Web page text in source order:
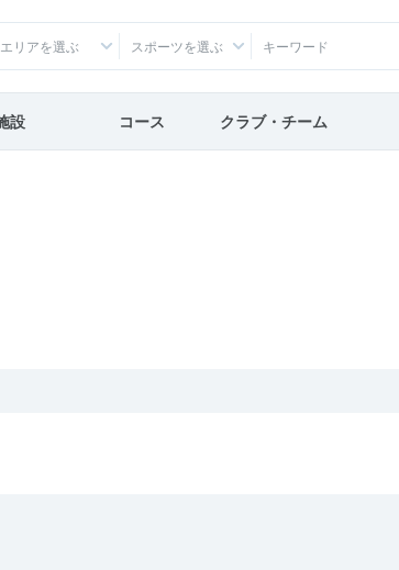
エリアを選ぶ スポーツを選ぶ
設 コース クラブ・チーム